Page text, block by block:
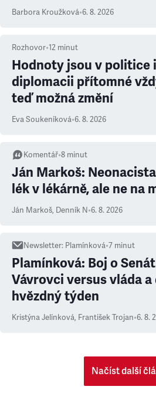
Barbora Kroužková•6. 8. 2026
Rozhovor•12 minut
Hodnoty jsou v politice
diplomacii přítomné
teď možná změní
Eva Soukeníková•6. 8. 2026
Komentář•8 minut
Ján Markoš:
lék v lékárně, ale ne na
Ján Markoš, Denník N•6. 8. 2026
Newsletter: Plamínková•7 minut
Plamínková: Boj o
Vávrovci versus vláda
hvězdný týden
Kristýna Jelínková, František Trojan•6. 8.
Načíst další